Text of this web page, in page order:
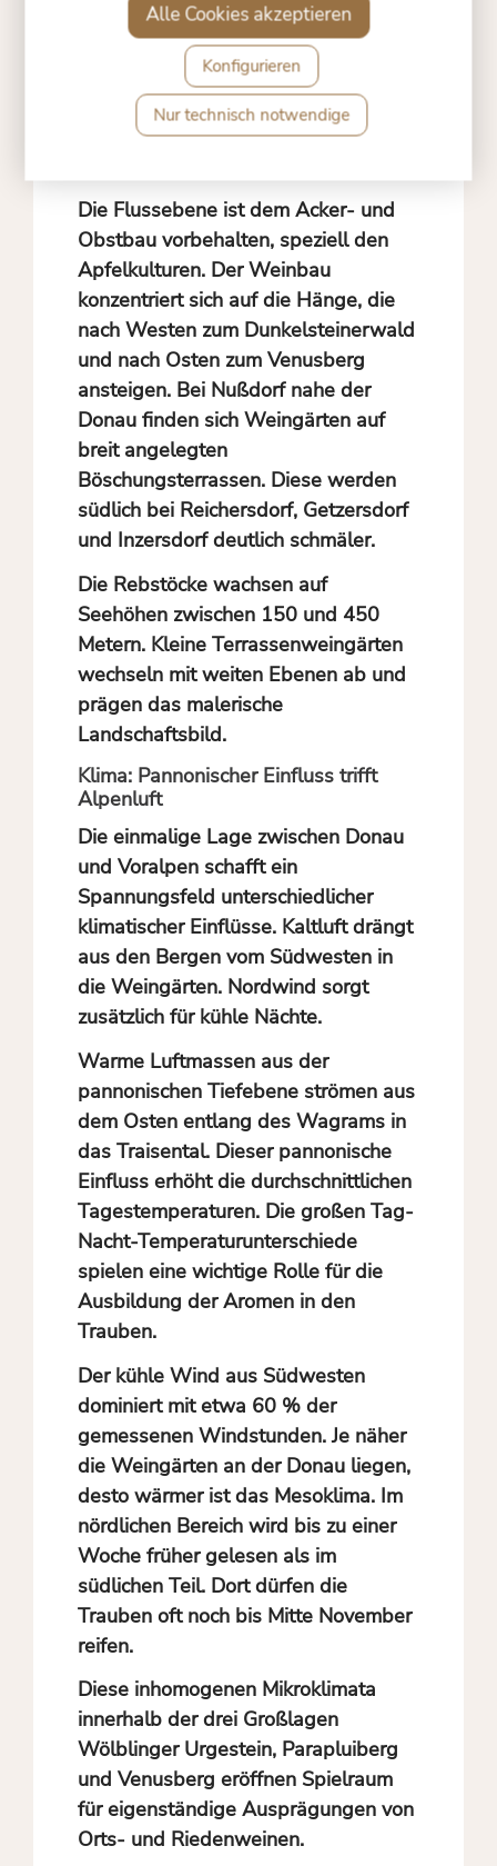
TraismauerundHerzogenburg
bilden kulturelle Fixpunkte. Weitere
wichtige Weinbaugemeinden sind
Inzersdorf,Getzersdorf,Reichersdorf
Nußdorf,Statzendorf,Oberwölbling
Die Flussebene ist dem Acker- und
Obstbau vorbehalten, speziell den
Apfelkulturen. Der Weinbau
konzentriert sich auf die Hänge, die
nach Westen zum Dunkelsteinerwald
und nach Osten zum Venusberg
ansteigen. Bei Nußdorf nahe der
Donau finden sich Weingärten auf
breit angelegten
Böschungsterrassen. Diese werden
südlich bei Reichersdorf, Getzersdorf
und Inzersdorf deutlich schmäler.
Die Rebstöcke wachsen auf
Seehöhen zwischen 150 und 450
Metern. Kleine Terrassenweingärten
wechseln mit weiten Ebenen ab und
prägen das malerische
Landschaftsbild.
Klima: Pannonischer Einfluss trifft
Alpenluft
Die einmalige Lage zwischen Donau
und Voralpen schafft ein
Spannungsfeld unterschiedlicher
klimatischer Einflüsse. Kaltluft drängt
aus den Bergen vom Südwesten in
die Weingärten. Nordwind sorgt
zusätzlich für kühle Nächte.
Warme Luftmassen aus der
pannonischen Tiefebene strömen aus
dem Osten entlang des Wagrams in
das Traisental. Dieser pannonische
Einfluss erhöht die durchschnittlichen
Tagestemperaturen. Die großen Tag-
Nacht-Temperaturunterschiede
spielen eine wichtige Rolle für die
Ausbildung der Aromen in den
Trauben.
Der kühle Wind aus Südwesten
dominiert mit etwa 60 % der
gemessenen Windstunden. Je näher
die Weingärten an der Donau liegen,
desto wärmer ist das Mesoklima. Im
nördlichen Bereich wird bis zu einer
Woche früher gelesen als im
südlichen Teil. Dort dürfen die
Trauben oft noch bis Mitte November
reifen.
Diese inhomogenen Mikroklimata
innerhalb der drei Großlagen
Wölblinger Urgestein, Parapluiberg
und Venusberg eröffnen Spielraum
für eigenständige Ausprägungen von
Orts- und Riedenweinen.
Nur technisch notwendige
Konfigurieren
Alle Cookies akzeptieren